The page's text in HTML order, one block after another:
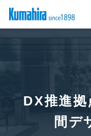
DX推進
間デ